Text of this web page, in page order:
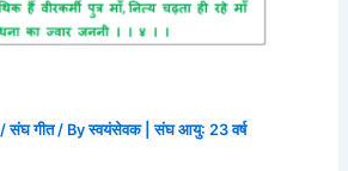
/संघ गीत/ Byस्वयंसेवक | संघ आयु: 23 वर्ष